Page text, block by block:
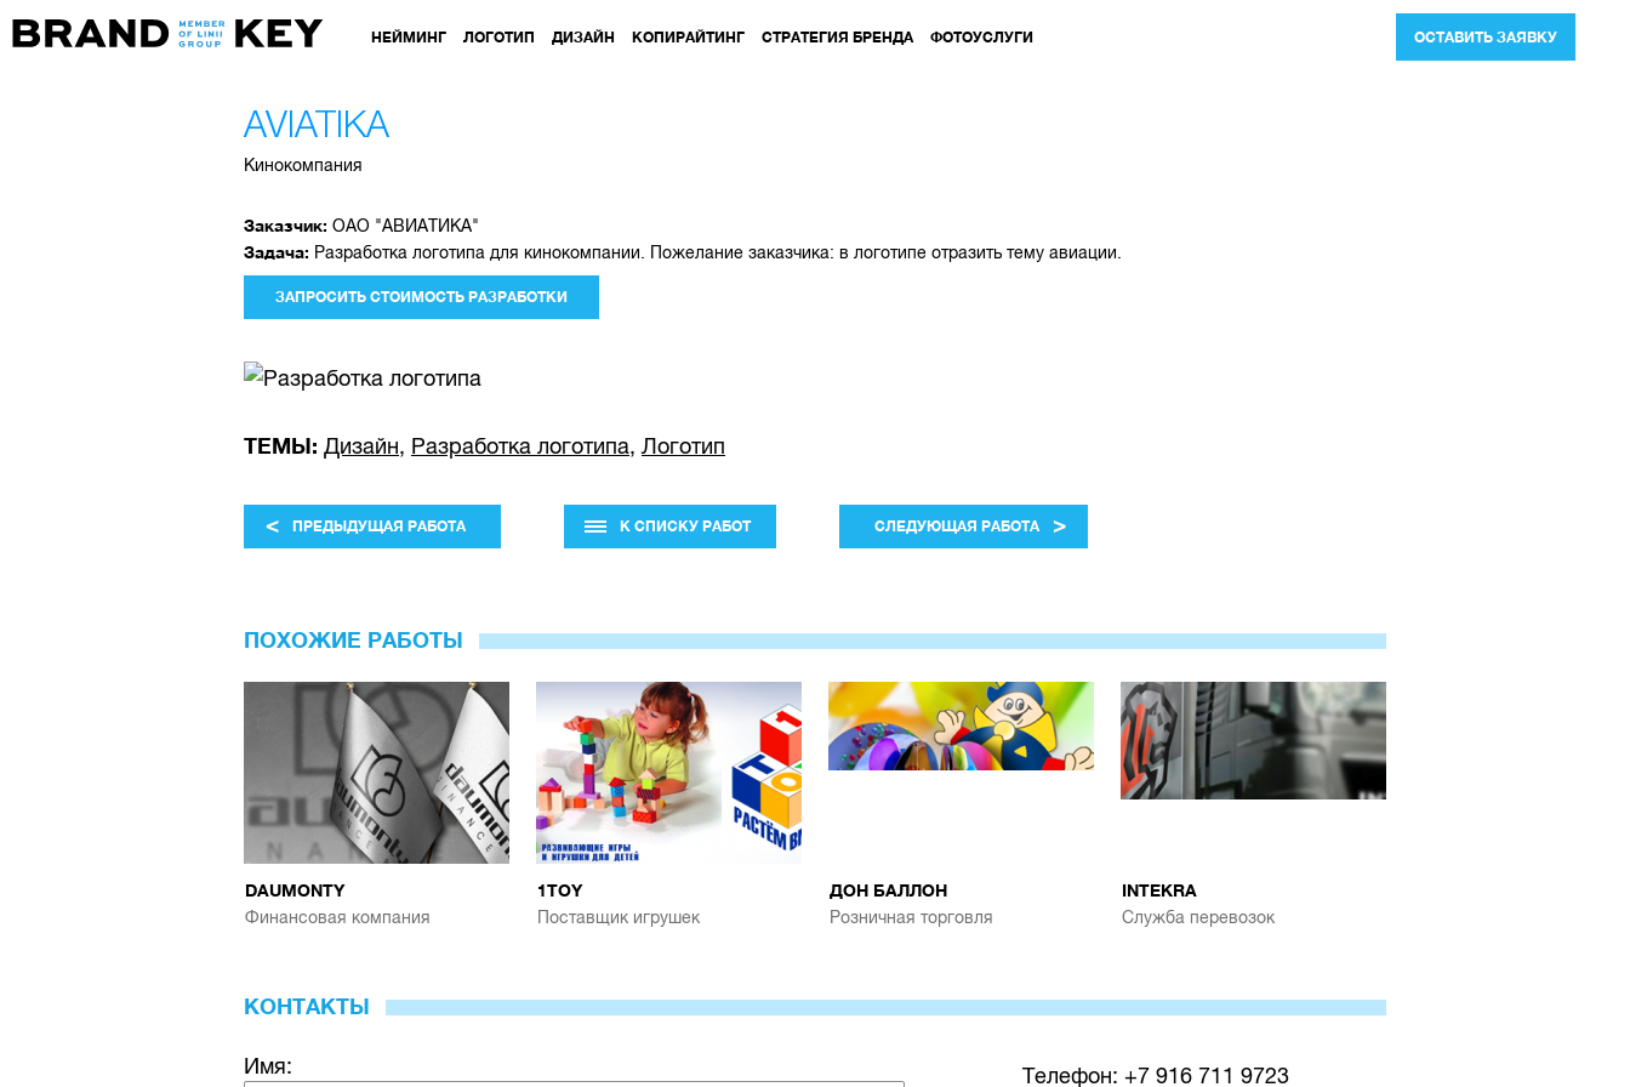
ОСТАВИТЬ ЗАЯВКУ
НЕЙМИНГ ЛОГОТИП ДИЗАЙН КОПИРАЙТИНГ СТРАТЕГИЯ БРЕНДА ФОТОУСЛУГИ
AVIATIKA
Кинокомпания
Заказчик: ОАО "АВИАТИКА"
Задача: Разработка логотипа для кинокомпании. Пожелание заказчика: в логотипе отразить тему авиации.
ЗАПРОСИТЬ СТОИМОСТЬ РАЗРАБОТКИ
ТЕМЫ: Дизайн, Разработка логотипа, Логотип
< ПРЕДЫДУЩАЯ РАБОТА К СПИСКУ РАБОТ СЛЕДУЮЩАЯ РАБОТА >
ПОХОЖИЕ РАБОТЫ
DAUMONTY
Финансовая компания
1TOY
Поставщик игрушек
ДОН БАЛЛОН
Розничная торговля
INTEKRA
Cлужба перевозок
КОНТАКТЫ
Имя: Телефон: +7 916 711 9723